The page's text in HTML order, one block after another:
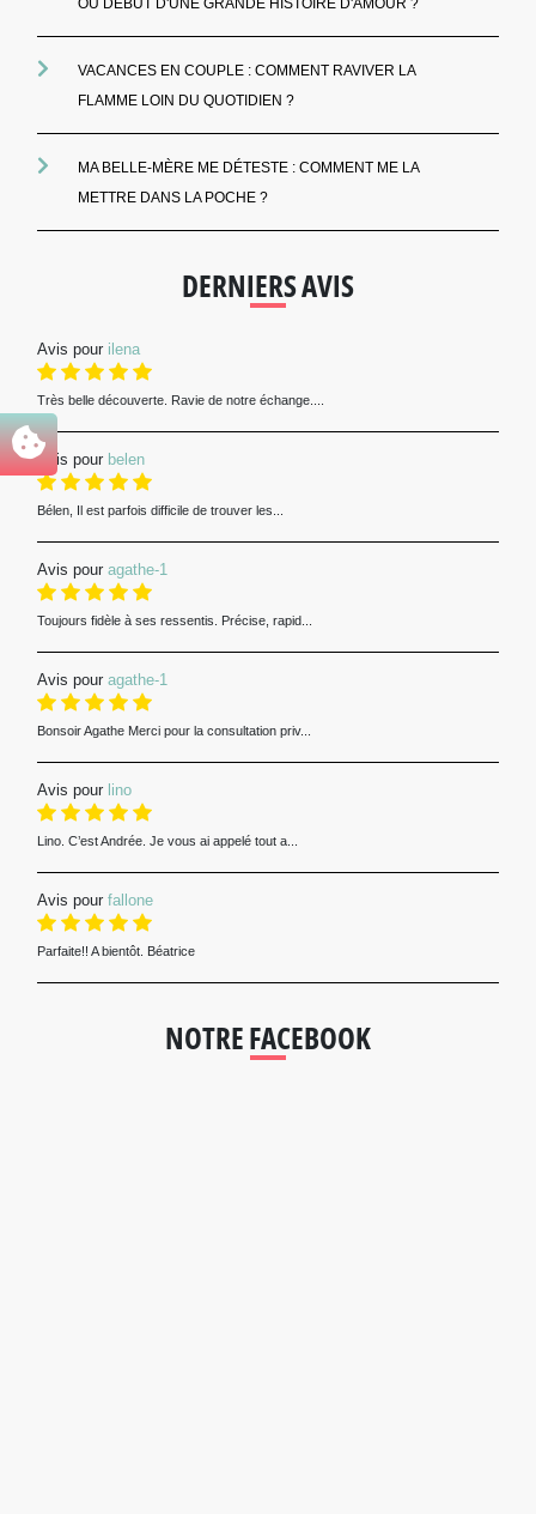
VACANCES EN COUPLE : COMMENT RAVIVER LA
FLAMME LOIN DU QUOTIDIEN ?
MA BELLE-MÈRE ME DÉTESTE : COMMENT ME LA
METTRE DANS LA POCHE ?
DERNIERS AVIS
Avis pour ilena
Très belle découverte. Ravie de notre échange....
Avis pour belen
Bélen, Il est parfois difficile de trouver les...
Avis pour agathe-1
Toujours fidèle à ses ressentis. Précise, rapid...
Avis pour agathe-1
Bonsoir Agathe Merci pour la consultation priv...
Avis pour lino
Lino. C’est Andrée. Je vous ai appelé tout a...
Avis pour fallone
Parfaite!! A bientôt. Béatrice
NOTRE FACEBOOK